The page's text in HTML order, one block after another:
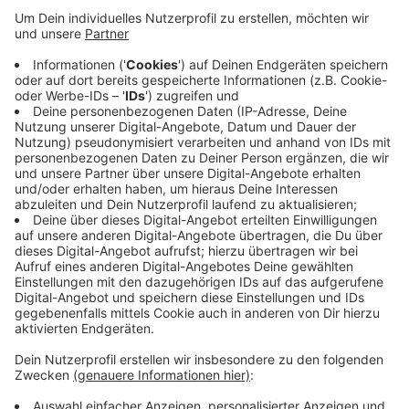
müssen sich Lösungen überlegen: „Die
Registrierung und Kartenkontrolle wollen wir auch
digitalisieren. An diesen Aufgaben arbeiten wir mit
Hochdruck.“ Ein weiteres Konzept für die Zukunft
der Stadthalle sind sogenannte "Hybrid-Events".
Das sind Veranstaltungen, die zum Teil vor Ort und
zum Teil online stattfinden. Nach der
Sommerpause will man dieses Konzept näher
vorstellen.
Veröffentlicht:Freitag, 26.06.2020 05:55
Anzeige